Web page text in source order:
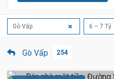
Gò Vấp 6 – 7 Tỷ
Gò Vấp 254